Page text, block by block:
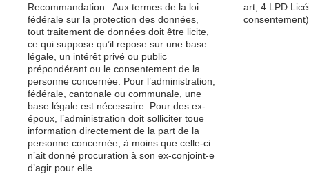
Recommandation : Aux termes de la loi
fédérale sur la protection des données,
tout traitement de données doit être licite,
ce qui suppose qu’il repose sur une base
légale, un intérêt privé ou public
prépondérant ou le consentement de la
personne concernée. Pour l’administration,
fédérale, cantonale ou communale, une
base légale est nécessaire. Pour des ex-
époux, l’administration doit solliciter toue
information directement de la part de la
personne concernée, à moins que celle-ci
n’ait donné procuration à son ex-conjoint-e
d’agir pour elle.
art, 4 LPD
consentement)